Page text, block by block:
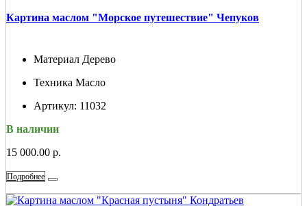
Картина маслом "Морское путешествие" Чепуков
Материал Дерево
Техника Масло
Артикул: 11032
В наличии
15 000.00 р.
Подробнее